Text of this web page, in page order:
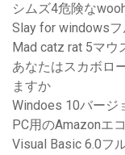
シムズ4危険な
Slay for windows
Mad catz rat 5マウ
あなたはスカボロ
ますか
Windoes 10バージ
PC用のAmazonエ
Visual Basic 6.0フ